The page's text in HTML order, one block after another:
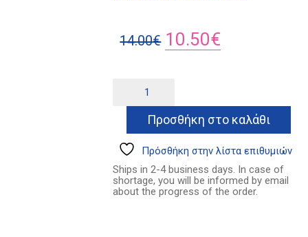
14.00€ Original
14.00€.
10.50€
είναι:
10.50€.
των
Χόκλαϊν
ποσότητα
Προσθήκη στο καλάθι
Πρόσθήκη στην λίστα επιθυμιών
Ships in 2-4 business days. In case of
shortage, you will be informed by email
about the progress of the order.